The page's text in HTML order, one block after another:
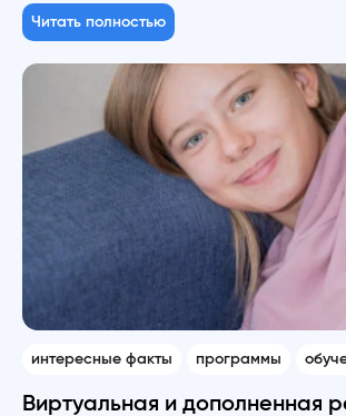
Читать полностью
интересные факты программы
Виртуальная и дополненная